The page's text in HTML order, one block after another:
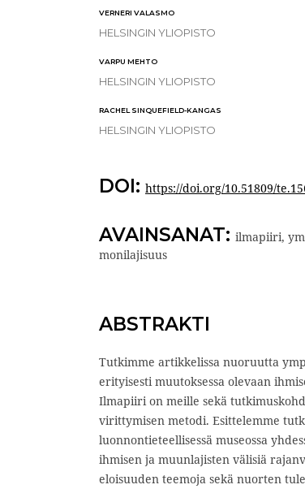
VERNERI VALASMO
HELSINGIN YLIOPISTO
VARPU MEHTO
HELSINGIN YLIOPISTO
RACHEL SINQUEFIELD-KANGAS
HELSINGIN YLIOPISTO
DOI: https://doi.org/10.51809/
AVAINSANAT: ilmapiiri,
monilajisuus
ABSTRAKTI
Tutkimme artikkelissa nuoruutta
erityisesti muutoksessa olevaan
Ilmapiiri on meille sekä
virittymisen metodi. Esittelemme
luonnontieteellisessä museossa
ihmisen ja muunlajisten välisiä
eloisuuden teemoja sekä nuorten